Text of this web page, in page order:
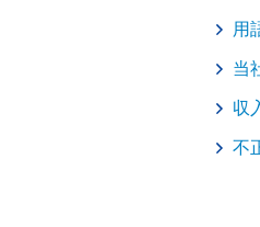
用
当
収
不